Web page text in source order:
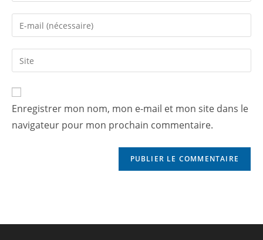
Enregistrer mon nom, mon e-mail et mon site dans le
navigateur pour mon prochain commentaire.